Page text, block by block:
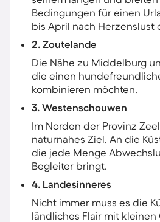
Bedingungen für einen
bis April nach Herzenslust
2. Zoutelande
Die Nähe zu Middelburg
die einen
kombinieren möchten.
3. Westenschouwen
Im Norden der Provinz
naturnahes Ziel. An die
die jede Menge
Begleiter bringt.
4. Landesinneres
Nicht immer muss es die
ländliches Flair mit